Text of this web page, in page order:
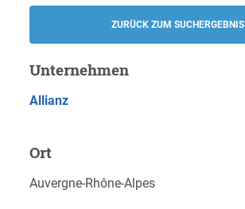
ZURÜCK ZUM SUCHERGEBNIS
Unternehmen
Allianz
Ort
Auvergne-Rhône-Alpes